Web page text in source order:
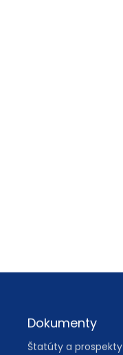
Dokumenty
Štatúty a prospekty